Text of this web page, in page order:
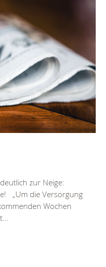
zur Neige:
„Um die Versorgung
Wochen